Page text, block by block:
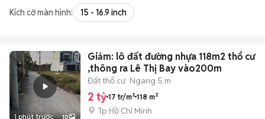
Kích cỡ màn hình: 15 - 16.9 inch
1 phút trước 10
Giảm: lô đất đường nhựa 118m2 thổ cư
,thông ra Lê Thị Bay vào200m
Đất thổ cư Ngang 5 m
2 tỷ 17 tr/m² 118 m²
Tp Hồ Chí Minh